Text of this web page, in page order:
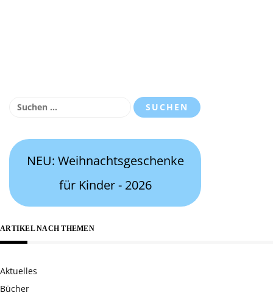
Suchen
NEU: Weihnachtsgeschenke
für Kinder - 2026
ARTIKEL NACH THEMEN
Aktuelles
Bücher